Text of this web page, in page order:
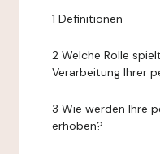
1 Definitionen
2 Welche Rolle
Verarbeitung Ihrer
3 Wie werden Ihre
erhoben?